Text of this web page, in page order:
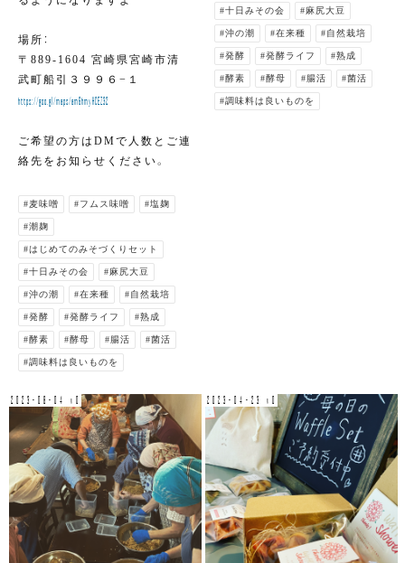
場所：
〒889-1604 宮崎県宮崎市清
武町船引３９９６−１
https://goo.gl/maps/am6hmyHCEZ32
ご希望の方はDMで人数とご連
絡先をお知らせください。
#麦味噌 #フムス味噌 #塩麹
#潮麹
#はじめてのみそづくりセット
#十日みその会 #麻尻大豆
#沖の潮 #在来種 #自然栽培
#発酵 #発酵ライフ #熟成
#酵素 #酵母 #腸活 #菌活
#調味料は良いものを
#十日みその会 #麻尻大豆
#沖の潮 #在来種 #自然栽培
#発酵 #発酵ライフ #熟成
#酵素 #酵母 #腸活 #菌活
#調味料は良いものを
2023-08-04 v0 2023-04-23 v0